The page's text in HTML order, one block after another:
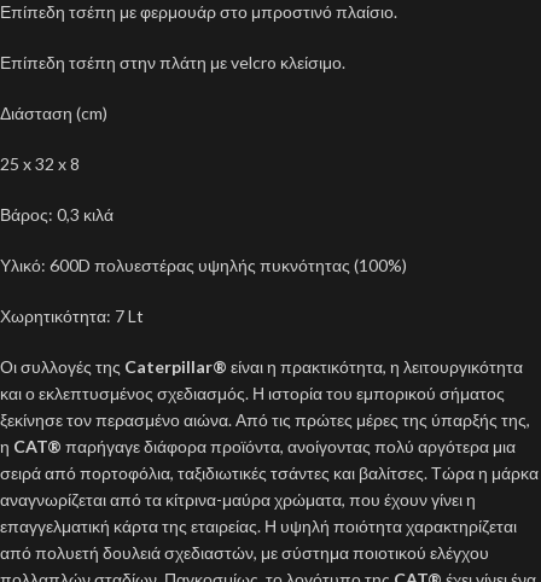
Επίπεδη τσέπη με φερμουάρ στο μπροστινό πλαίσιο.
Επίπεδη τσέπη στην πλάτη με velcro κλείσιμο.
Διάσταση (cm)
25 x 32 x 8
Βάρος: 0,3 κιλά
Υλικό: 600D πολυεστέρας υψηλής πυκνότητας (100%)
Χωρητικότητα: 7 Lt
Οι συλλογές της Caterpillar® είναι η πρακτικότητα, η λειτουργικότητα
και ο εκλεπτυσμένος σχεδιασμός. Η ιστορία του εμπορικού σήματος
ξεκίνησε τον περασμένο αιώνα. Από τις πρώτες μέρες της ύπαρξής της,
η CAT® παρήγαγε διάφορα προϊόντα, ανοίγοντας πολύ αργότερα μια
σειρά από πορτοφόλια, ταξιδιωτικές τσάντες και βαλίτσες. Τώρα η μάρκα
αναγνωρίζεται από τα κίτρινα-μαύρα χρώματα, που έχουν γίνει η
επαγγελματική κάρτα της εταιρείας. Η υψηλή ποιότητα χαρακτηρίζεται
από πολυετή δουλειά σχεδιαστών, με σύστημα ποιοτικού ελέγχου